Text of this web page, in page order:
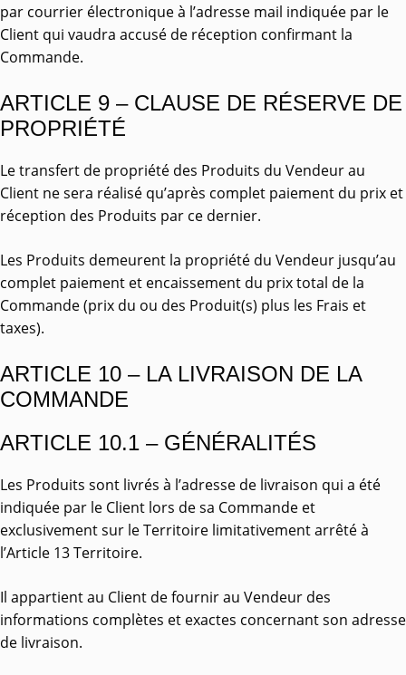
par courrier électronique à l’adresse mail indiquée par le
Client qui vaudra accusé de réception confirmant la
Commande.
ARTICLE 9 – CLAUSE DE RÉSERVE DE
PROPRIÉTÉ
Le transfert de propriété des Produits du Vendeur au
Client ne sera réalisé qu’après complet paiement du prix et
réception des Produits par ce dernier.
Les Produits demeurent la propriété du Vendeur jusqu’au
complet paiement et encaissement du prix total de la
Commande (prix du ou des Produit(s) plus les Frais et
taxes).
ARTICLE 10 – LA LIVRAISON DE LA
COMMANDE
ARTICLE 10.1 – GÉNÉRALITÉS
Les Produits sont livrés à l’adresse de livraison qui a été
indiquée par le Client lors de sa Commande et
exclusivement sur le Territoire limitativement arrêté à
l’Article 13 Territoire.
Il appartient au Client de fournir au Vendeur des
informations complètes et exactes concernant son adresse
de livraison.